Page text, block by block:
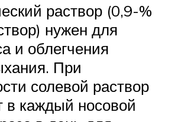
раствор (0,9-%
нужен для
и облегчения
При
солевой раствор
в каждый носовой